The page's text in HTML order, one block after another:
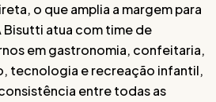
o que amplia a margem para
Bisutti atua com time de
em gastronomia, confeitaria,
tecnologia e recreação infantil,
entre todas as